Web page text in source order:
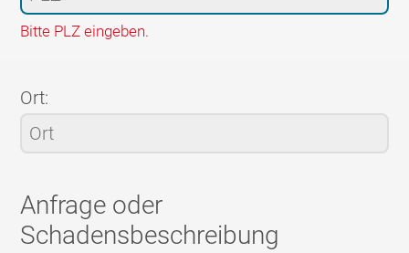
Bitte PLZ eingeben.
Ort:
Anfrage oder
Schadensbeschreibung